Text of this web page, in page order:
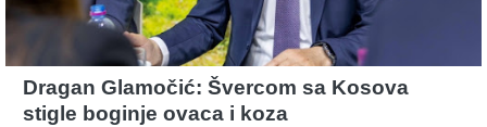
Dragan Glamočić: Švercom sa Kosova
stigle boginje ovaca i koza